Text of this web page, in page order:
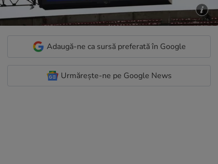
Adaugă-ne ca sursă preferată în Google
Urmărește-ne pe Google News